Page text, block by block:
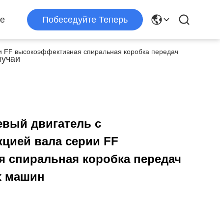
Побеседуйте Теперь
высокоэффективная спиральная коробка передач
двигатель с
вала серии FF
коробка передач
машин